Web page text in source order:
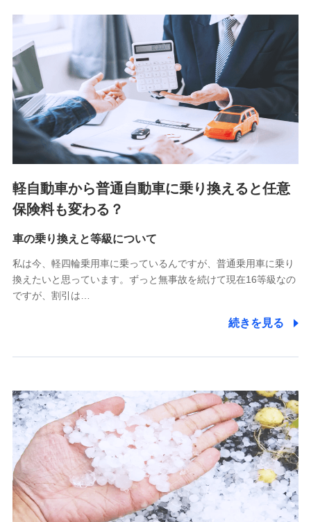
■少額短期保険
株式会社アシロ少額短期保険 (https://kailash.co.jp/)
SBIいきいき少額短期保険会社 (https://www.i-
sedai.com/)
SBIペット少額短期保険株式会社 (https://www.sbipet-
ssi.co.jp/)
SBIリスタ少額短期保険会社
(https://www.jishin.co.jp/)
スマートプラス少額短期保険株式会社
チューリッヒ少額短期保険株式会社
(https://www.zurichssi.co.jp/)
(https://www.tokiomarine-x.co.jp/)
(https://pshoken.co.jp/)
リトルファミリー少額短期保険株式会社
(https://www.littlefamily-ssi.com/)
郵便、電話、およびＥメール等により、当社と取引のあるも
た維持管理等の委託業務遂行のため、またそれらに付帯、関
連する当社および提携会社のサービスを案内、提供するため
（なお、当社は複数の保険会社と取引があり、取得した個人
情報を取引のある他の保険会社の商品・サービスをご提案す
るために利用させていただくことがあります。）
上記に係る連絡・手続き・管理等付帯業務を行うため
3.セミナー募集サイトから取得した個人情報
各種セミナーの案内、開催のため
軽自動車から普通自動車に乗り換えると任意
保険料も変わる？
車の乗り換えと等級について
私は今、軽四輪乗用車に乗っているんですが、普通乗用車に乗り
換えたいと思っています。ずっと無事故を続けて現在16等級なの
ですが、割引は…
続きを見る